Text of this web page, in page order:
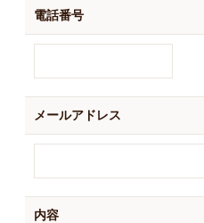
電話番号
メールアドレス
内容